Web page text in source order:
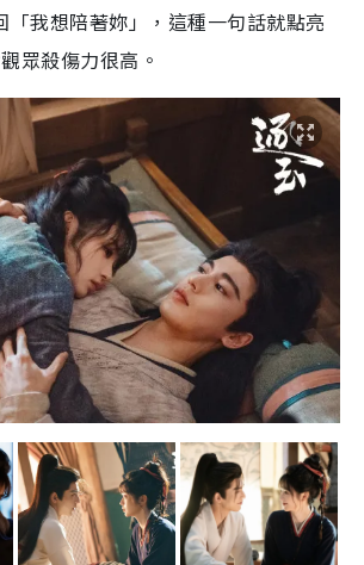
「我想陪著妳」，這種一句話就點亮
眾殺傷力很高。